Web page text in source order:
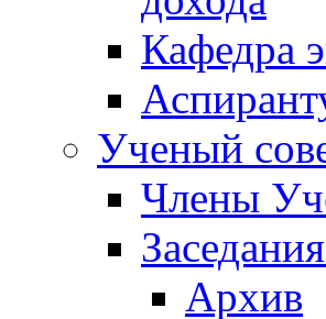
Кафедра
Ученый
Члены
Архив